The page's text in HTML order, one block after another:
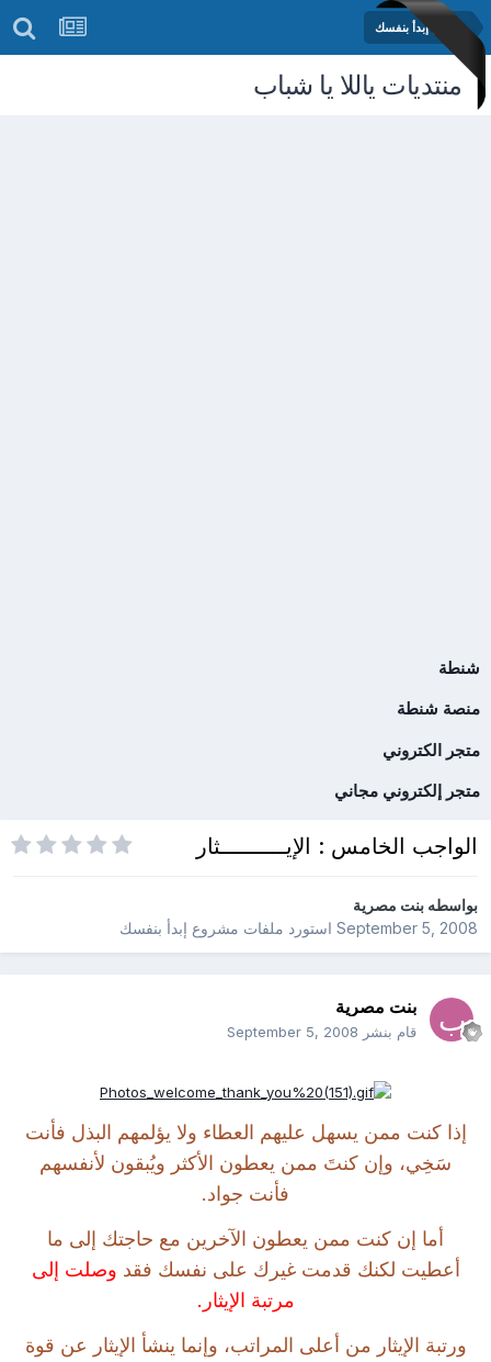
مشروع إبدأ بنفسك
منتديات ياللا يا شباب
شنطة
منصة شنطة
متجر الكتروني
متجر إلكتروني مجاني
الواجب الخامس : الإيــــــــــثار
بواسطهبنت مصرية
September 5, 2008استورد ملفات مشروع إبدأ بنفسك
بنت مصرية
قام بنشر September 5, 2008
إذا كنت ممن يسهل عليهم العطاء ولا يؤلمهم البذل فأنت
سَخِي، وإن كنتَ ممن يعطون الأكثر ويُبقون لأنفسهم
فأنت جواد.
أما إن كنت ممن يعطون الآخرين مع حاجتك إلى ما
أعطيت لكنك قدمت غيرك على نفسك فقد وصلت إلى
مرتبة الإيثار.
ورتبة الإيثار من أعلى المراتب، وإنما ينشأ الإيثار عن قوة